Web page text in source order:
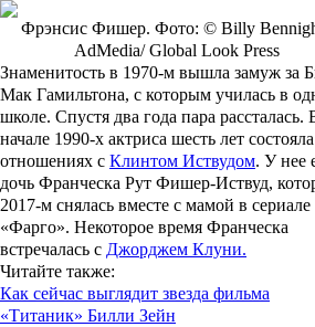
Фрэнсис Фишер. Фото: © Billy
AdMedia/ Global Look Press
Знаменитость в 1970-м вышла замуж за
Мак Гамильтона, с которым училась в
школе. Спустя два года пара рассталась.
начале 1990-х актриса шесть лет
отношениях с Клинтом Иствудом. У нее
дочь Франческа Рут Фишер-Иствуд,
2017-м снялась вместе с мамой в сериале
«Фарго». Некоторое время Франческа
встречалась с Джорджем Клуни.
Читайте также:
Как сейчас выглядит звезда фильма
«Титаник» Билли Зейн